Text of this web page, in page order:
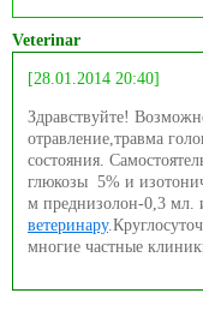
Veterinar
[28.01.2014 20:40]
Здравствуйте!
отравление,травма
состояния.
глюкозы 5% и
м преднизолон-0,3 мл.
ветеринару
многие частные